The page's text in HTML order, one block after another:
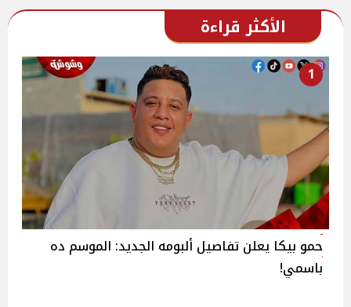
الأكثر قراءة
1
حمو بيكا يعلن تفاصيل ألبومه الجديد: الموسم ده
باسمي!